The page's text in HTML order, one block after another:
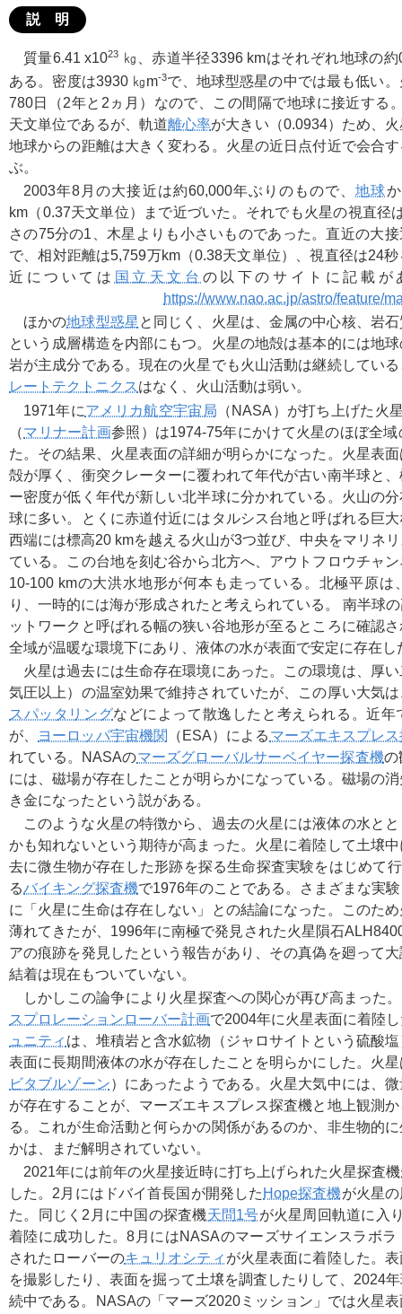
説 明
質量6.41 x1023
㎏、赤道半径3396 kmはそれぞれ地球の
ある。密度は3930 ㎏m-3で、地球型惑星の中では最も低い
780日（2年と2ヵ月）なので、この間隔で地球に接近する
天文単位であるが、軌道離心率が大きい（0.0934）ため、
地球からの距離は大きく変わる。火星の近日点付近で会合
ぶ。
2003年8月の大接近は約60,000年ぶりのもので、地球
km（0.37天文単位）まで近づいた。それでも火星の視直径
さの75分の1、木星よりも小さいものであった。直近の大
で、相対距離は5,759万km（0.38天文単位）、視直径は24
近については 国立天文台 の以下のサイトに
https://www.nao.ac.jp/astro/feature/
ほかの地球型惑星 と同じく、火星は、金属の中心核、岩
という成層構造を内部にもつ。火星の地殻は基本的には地
岩が主成分である。現在の火星でも火山活動は継続してい
レートテクトニクスはなく、火山活動は弱い。
1971年にアメリカ航空宇宙局 （NASA）が打ち上げた火
（マリナー計画参照）は1974-75年にかけて火星のほぼ全
た。その結果、火星表面の詳細が明らかになった。火星表
殻が厚く、衝突クレーターに覆われて年代が古い南半球と
ー密度が低く年代が新しい北半球に分かれている。火山の
球に多い。とくに赤道付近にはタルシス台地と呼ばれる巨
西端には標高20 kmを越える火山が3つ並び、中央をマリネ
ている。この台地を刻む谷から北方へ、アウトフロウチャ
10-100 kmの大洪水地形が何本も走っている。北極平原は
り、一時的には海が形成されたと考えられている。 南半球
ットワークと呼ばれる幅の狭い谷地形が至るところに確認
全域が温暖な環境下にあり、液体の水が表面で安定に存在し
火星は過去には生命存在環境にあった。この環境は、厚
気圧以上）の温室効果で維持されていたが、この厚い大気
スパッタリングなどによって散逸したと考えられる。近年
が、
ヨーロッパ宇宙機関 （ESA）による マーズエキスプレ
れている。NASAのマーズグローバルサーベイヤー探査機の
には、磁場が存在したことが明らかになっている。磁場の
き金になったという説がある。
このような火星の特徴から、過去の火星には液体の水と
かも知れないという期待が高まった。火星に着陸して土壌
去に微生物が存在した形跡を探る生命探査実験をはじめて
るバイキング探査機で1976年のことである。さまざまな実
に「火星に生命は存在しない」との結論になった。このた
薄れてきたが、1996年に南極で発見された火星隕石
アの痕跡を発見したという報告があり、その真偽を廻って
結着は現在もついていない。
しかしこの論争により火星探査への関心が再び高まった
スプロレーションローバー計画で2004年に火星表面に着陸
ュニティ は、堆積岩と含水鉱物（ジャロサイトという硫酸
表面に長期間液体の水が存在したことを明らかにした。火
ビタブルゾーン）にあったようである。火星大気中には、
が存在することが、マーズエキスプレス探査機と地上観測
る。これが生命活動と何らかの関係があるのか、非生物的
かは、まだ解明されていない。
2021年には前年の火星接近時に打ち上げられた火星探査
した。2月にはドバイ首長国が開発した Hope探査機が火星
た。同じく2月に中国の探査機天問1号が火星周回軌道に入
着陸に成功した。8月にはNASAのマーズサイエンスラボ
されたローバーのキュリオシティ が火星表面に着陸した。
を撮影したり、表面を掘って土壌を調査したりして、2024
続中である。NASAの「マーズ2020ミッション」では火星